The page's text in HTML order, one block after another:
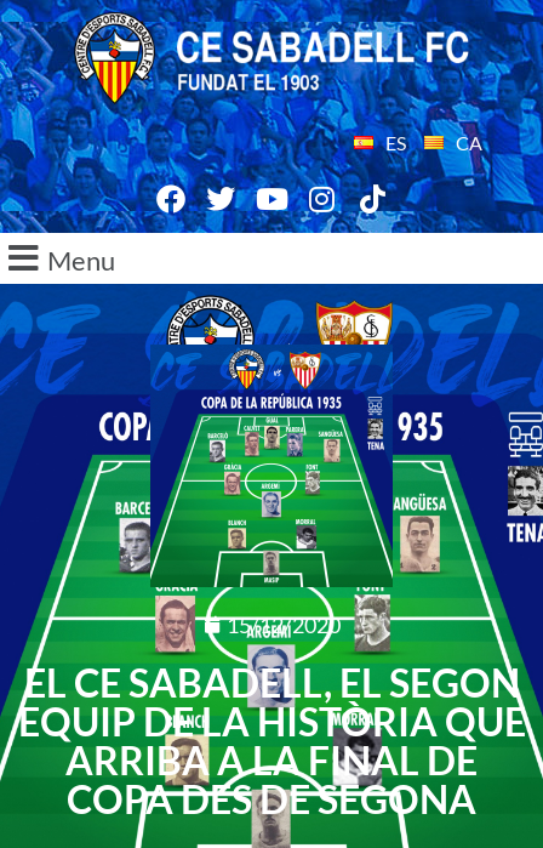
ES CA
Menu
15/12/2020
EL CE SABADELL, EL SEGON
EQUIP DE LA HISTÒRIA QUE
ARRIBA A LA FINAL DE
COPA DES DE SEGONA